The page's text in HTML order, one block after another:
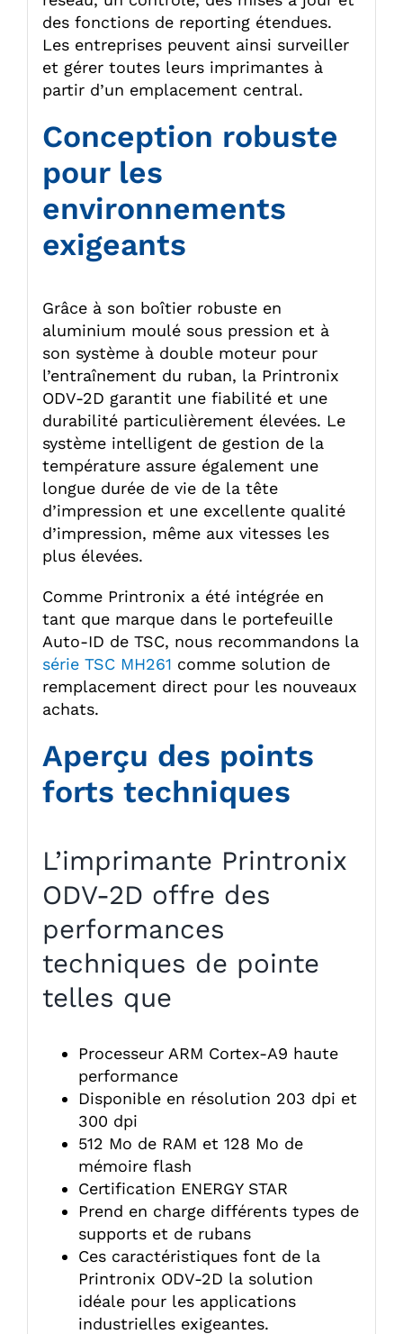
des fonctions de reporting étendues.
Les entreprises peuvent ainsi surveiller
et gérer toutes leurs imprimantes à
partir d’un emplacement central.
Conception robuste
pour les
environnements
exigeants
Grâce à son boîtier robuste en
aluminium moulé sous pression et à
son système à double moteur pour
l’entraînement du ruban, la Printronix
ODV-2D garantit une fiabilité et une
durabilité particulièrement élevées. Le
système intelligent de gestion de la
température assure également une
longue durée de vie de la tête
d’impression et une excellente qualité
d’impression, même aux vitesses les
plus élevées.
Comme Printronix a été intégrée en
tant que marque dans le portefeuille
Auto-ID de TSC, nous recommandons la
série TSC MH261 comme solution de
remplacement direct pour les nouveaux
achats.
Aperçu des points
forts techniques
L’imprimante Printronix
ODV-2D offre des
performances
techniques de pointe
telles que
Processeur ARM Cortex-A9 haute
performance
Disponible en résolution 203 dpi et
300 dpi
512 Mo de RAM et 128 Mo de
mémoire flash
Certification ENERGY STAR
Prend en charge différents types de
supports et de rubans
Ces caractéristiques font de la
Printronix ODV-2D la solution
idéale pour les applications
industrielles exigeantes.